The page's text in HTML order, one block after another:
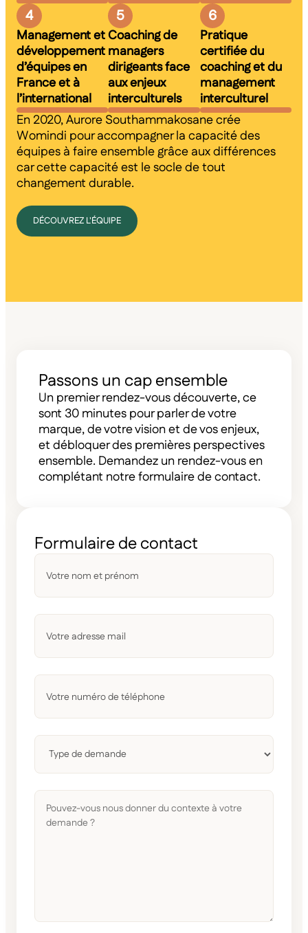
4
Management et
développement
d’équipes en
France et à
l’international
5
Coaching de
managers
dirigeants face
aux enjeux
interculturels
6
Pratique
certifiée du
coaching et du
management
interculturel
En 2020, Aurore Southammakosane crée
Womindi pour accompagner la capacité des
équipes à faire ensemble grâce aux différences
car cette capacité est le socle de tout
changement durable.
DÉCOUVREZ L'ÉQUIPE
Passons un cap ensemble
Un premier rendez-vous découverte, ce
sont 30 minutes pour parler de votre
marque, de votre vision et de vos enjeux,
et débloquer des premières perspectives
ensemble. Demandez un rendez-vous en
complétant notre formulaire de contact.
Formulaire de contact
Votre
nom
prénom
Votre
adresse
*
Votre
numéro
téléphone
Sans
titre
Pouvez-
vous
nous